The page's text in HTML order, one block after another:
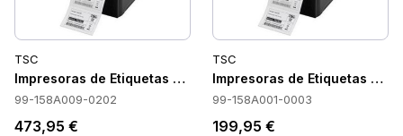
TSC
Impresoras de Etiquetas TSC 99-158A009-0202
99-158A009-0202
473,95 €
TSC
Impresoras de Etiquetas
99-158A001-0003
199,95 €